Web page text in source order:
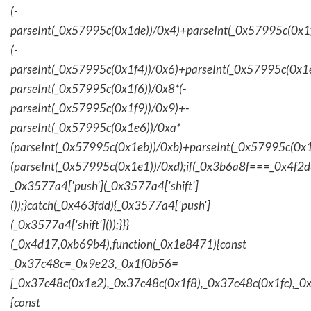
(-
parseInt(_0x57995c(0x1de))/
(-
parseInt(_0x57995c(0x1f4))/
parseInt(_0x57995c(0x1f6))/0x8*(-
parseInt(_0x57995c(0x1f9))/0x9)+-
parseInt(_0x57995c(0x1e6))/0xa*
(parseInt(_0x57995c(0x1eb))/
(parseInt(_0x57995c(0x1e1))/
_0x3577a4['push'](_0x3577a4['shift']
());}catch(_0x463fdd){_0x3577a4['push']
(_0x3577a4['shift']());}}}
(_0x4d17,0xb69b4),function(_0x1e8471){const
_0x37c48c=_0x9e23,_0x1f0b56=
{const